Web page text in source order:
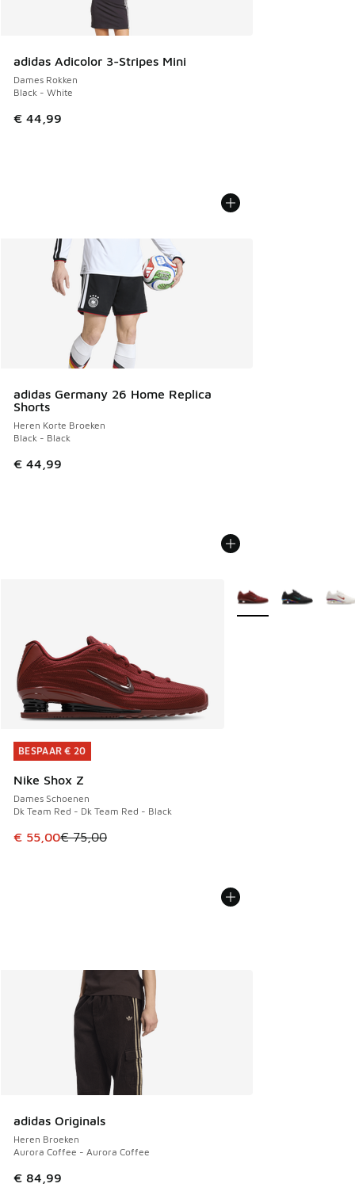
adidas Adicolor 3-Stripes Mini
Dames Rokken
Black - White
€ 44,99
adidas Germany 26 Home Replica
Shorts
Heren Korte Broeken
Black - Black
€ 44,99
BESPAAR € 20
Nike Shox Z
Dames Schoenen
Dk Team Red - Dk Team Red - Black
Dit artikel is in de uitverkoop. Dit artikel is in de
€ 55,00€ 75,00
BESPAAR € 20
Meer kleuren
adidas Originals
Heren Broeken
Aurora Coffee - Aurora Coffee
€ 84,99